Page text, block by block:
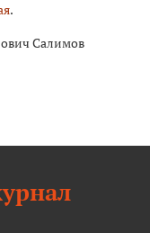
.
Салимов